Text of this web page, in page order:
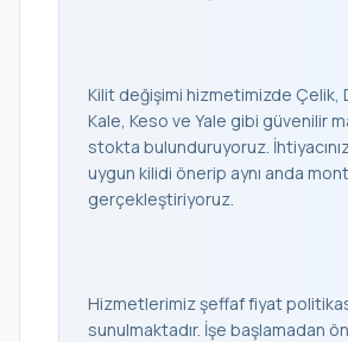
Kilit değişimi hizmetimizde Çelik,
Kale, Keso ve Yale gibi güvenilir
stokta bulunduruyoruz.
uygun kilidi önerip aynı anda
gerçekleştiriyoruz.
Hizmetlerimiz şeffaf fiyat
sunulmaktadır. İşe başlamadan